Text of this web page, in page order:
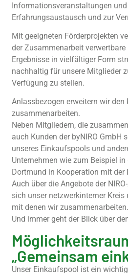
Informationsveranstaltungen
Erfahrungsaustausch und zur
Mit geeigneten Förderprojekten
der Zusammenarbeit
Ergebnisse in vielfältiger Form
nachhaltig für unsere Mitglieder
Verfügung zu stellen.
Anlassbezogen erweitern wir den
zusammenarbeiten.
Neben Mitgliedern, die
auch Kunden der byNIRO GmbH
unseres Einkaufspools und
Unternehmen wie zum Beispiel
Dortmund in Kooperation mit der
Auch über die Angebote der
sich unser netzwerkinterner Kreis
mit denen wir zusammenarbeiten.
Und immer geht der Blick über
„Gemeinsam
Unser Einkaufspool ist ein